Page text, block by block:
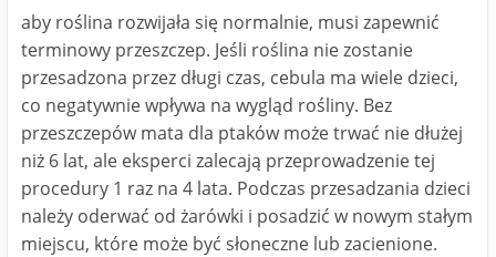
aby roślina rozwijała się normalnie, musi zapewnić
terminowy przeszczep. Jeśli roślina nie zostanie
przesadzona przez długi czas, cebula ma wiele dzieci,
co negatywnie wpływa na wygląd rośliny. Bez
przeszczepów mata dla ptaków może trwać nie dłużej
niż 6 lat, ale eksperci zalecają przeprowadzenie tej
procedury 1 raz na 4 lata. Podczas przesadzania dzieci
należy oderwać od żarówki i posadzić w nowym stałym
miejscu, które może być słoneczne lub zacienione.